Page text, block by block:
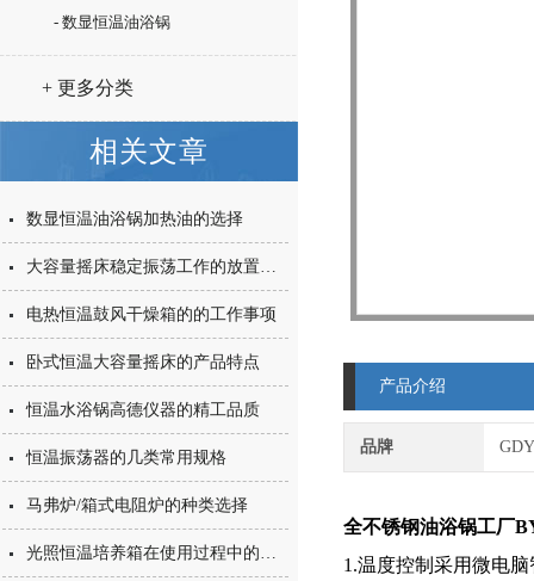
- 数显恒温油浴锅
+ 更多分类
相关文章
数显恒温油浴锅加热油的选择
大容量摇床稳定振荡工作的放置环境很重要
电热恒温鼓风干燥箱的的工作事项
卧式恒温大容量摇床的产品特点
恒温水浴锅高德仪器的精工品质
恒温振荡器的几类常用规格
马弗炉/箱式电阻炉的种类选择
光照恒温培养箱在使用过程中的九个注意事项
产品介绍
品牌
全不锈钢油浴锅工厂
1.温度控制采用微电